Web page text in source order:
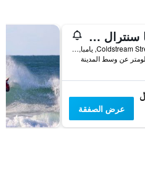
يامبا سنترال - هوستل
26 Coldstream Street, يامبا, NSW, أستراليا
عرض الصفقة